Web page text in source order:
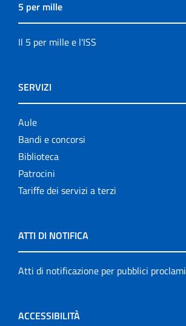
5 per mille
Il 5 per mille e l'ISS
SERVIZI
Aule
Bandi e concorsi
Biblioteca
Patrocini
Tariffe dei servizi a terzi
ATTI DI NOTIFICA
Atti di notificazione per pubblici proclami
ACCESSIBILITÀ